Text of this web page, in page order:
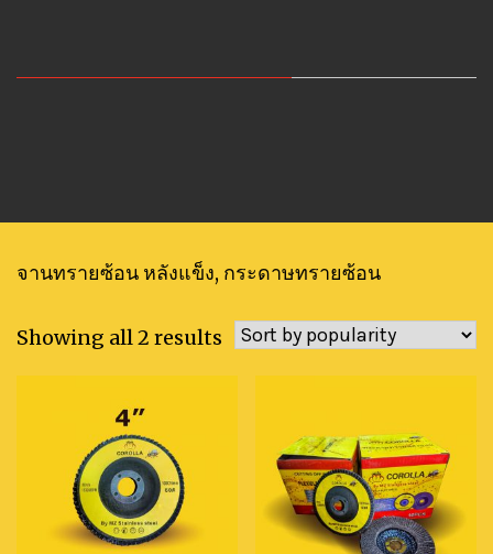
จานทรายซ้อน หลังแข็ง, กระดาษทรายซ้อน
Showing all 2 results